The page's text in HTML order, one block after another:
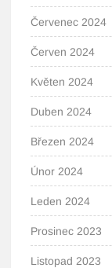
Červenec 2024
Červen 2024
Květen 2024
Duben 2024
Březen 2024
Únor 2024
Leden 2024
Prosinec 2023
Listopad 2023